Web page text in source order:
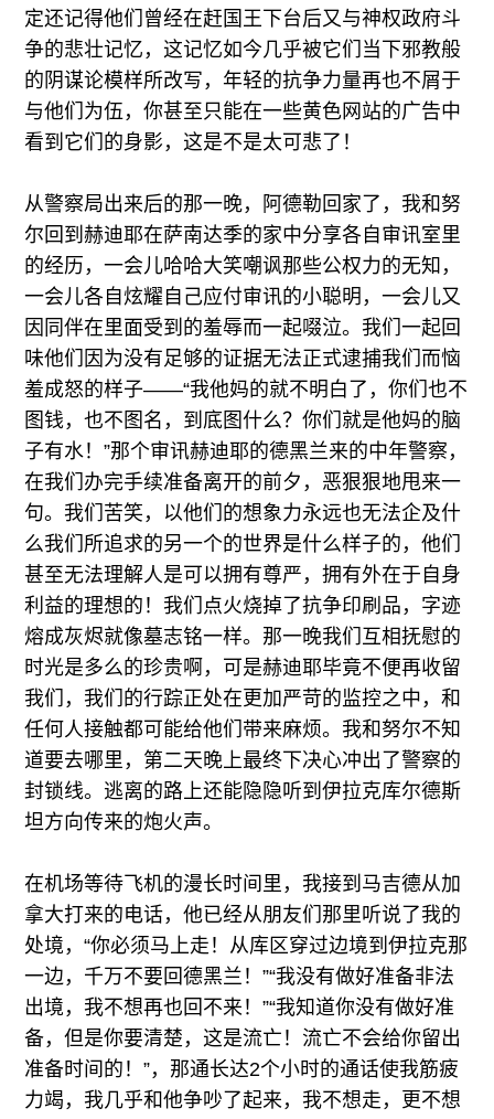
定还记得他们曾经在赶国王下台后又与神权政府斗
争的悲壮记忆，这记忆如今几乎被它们当下邪教般
的阴谋论模样所改写，年轻的抗争力量再也不屑于
与他们为伍，你甚至只能在一些黄色网站的广告中
看到它们的身影，这是不是太可悲了！
从警察局出来后的那一晚，阿德勒回家了，我和努
尔回到赫迪耶在萨南达季的家中分享各自审讯室里
的经历，一会儿哈哈大笑嘲讽那些公权力的无知，
一会儿各自炫耀自己应付审讯的小聪明，一会儿又
因同伴在里面受到的羞辱而一起啜泣。我们一起回
味他们因为没有足够的证据无法正式逮捕我们而恼
羞成怒的样子——“我他妈的就不明白了，你们也不
图钱，也不图名，到底图什么？你们就是他妈的脑
子有水！”那个审讯赫迪耶的德黑兰来的中年警察，
在我们办完手续准备离开的前夕，恶狠狠地甩来一
句。我们苦笑，以他们的想象力永远也无法企及什
么我们所追求的另一个的世界是什么样子的，他们
甚至无法理解人是可以拥有尊严，拥有外在于自身
利益的理想的！我们点火烧掉了抗争印刷品，字迹
熔成灰烬就像墓志铭一样。那一晚我们互相抚慰的
时光是多么的珍贵啊，可是赫迪耶毕竟不便再收留
我们，我们的行踪正处在更加严苛的监控之中，和
任何人接触都可能给他们带来麻烦。我和努尔不知
道要去哪里，第二天晚上最终下决心冲出了警察的
封锁线。逃离的路上还能隐隐听到伊拉克库尔德斯
坦方向传来的炮火声。
在机场等待飞机的漫长时间里，我接到马吉德从加
拿大打来的电话，他已经从朋友们那里听说了我的
处境，“你必须马上走！从库区穿过边境到伊拉克那
一边，千万不要回德黑兰！”“我没有做好准备非法
出境，我不想再也回不来！”“我知道你没有做好准
备，但是你要清楚，这是流亡！流亡不会给你留出
准备时间的！”，那通长达2个小时的通话使我筋疲
力竭，我几乎和他争吵了起来，我不想走，更不想